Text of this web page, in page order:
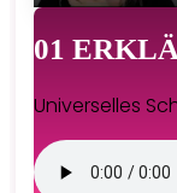
01
Universelles